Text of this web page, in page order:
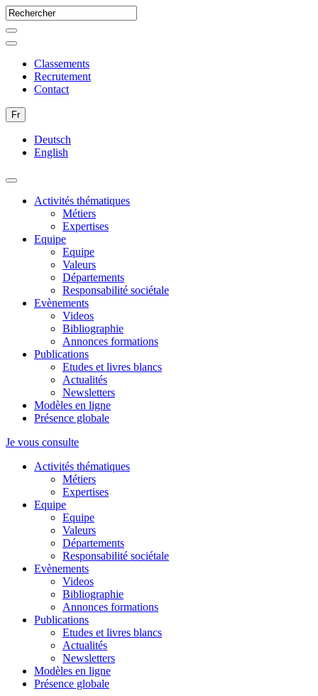
Classements
Recrutement
Contact
Fr
Deutsch
English
Activités thématiques
Métiers
Expertises
Equipe
Equipe
Valeurs
Départements
Responsabilité sociétale
Evènements
Videos
Bibliographie
Annonces formations
Publications
Etudes et livres blancs
Actualités
Newsletters
Modèles en ligne
Présence globale
Je vous consulte
Activités thématiques
Métiers
Expertises
Equipe
Equipe
Valeurs
Départements
Responsabilité sociétale
Evènements
Videos
Bibliographie
Annonces formations
Publications
Etudes et livres blancs
Actualités
Newsletters
Modèles en ligne
Présence globale